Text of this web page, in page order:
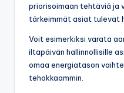
priorisoimaan tehtäviä ja
tärkeimmät asiat tulevat
Voit esimerkiksi varata
iltapäivän hallinnollisille
omaa energiatason
tehokkaammin.